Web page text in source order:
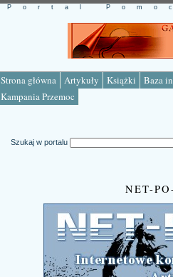
Strona główna Artykuły Książki
Baza
Kampania Przemoc
Portal
Szukaj w portalu
NET-